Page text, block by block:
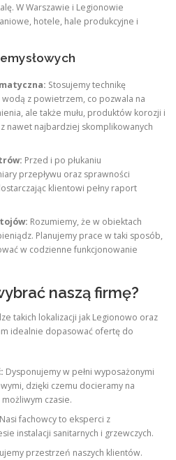
W Warszawie i Legionowie
hotele, hale produkcyjne i
Stosujemy technikę
wodą z powietrzem, co pozwala na
ale także mułu, produktów korozji i
nawet najbardziej skomplikowanych
Przed i po płukaniu
przepływu oraz sprawności
klientowi pełny raport
Rozumiemy, że w obiektach
Planujemy prace w taki sposób,
w codzienne funkcjonowanie
naszą firmę?
takich lokalizacji jak Legionowo oraz
idealnie dopasować ofertę do
Dysponujemy w pełni wyposażonymi
dzięki czemu docieramy na
czasie.
Nasi fachowcy to eksperci z
instalacji sanitarnych i grzewczych.
przestrzeń naszych klientów.